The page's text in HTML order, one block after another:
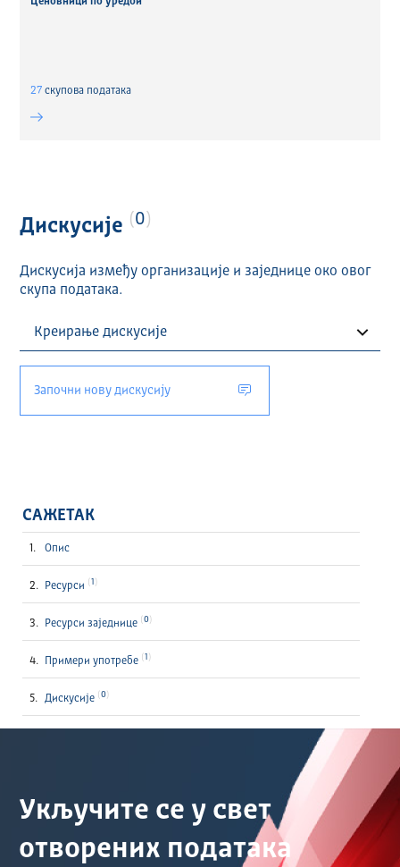
27скуповa података
Дискусије 0
Дискусија између организације и заједнице око овог
скупа података.
Започни нову дискусију
САЖЕТАК
Опис
Ресурси 1
Ресурси заједнице 0
Примери употребе 1
Дискусије 0
Укључите се у свет
отворених података